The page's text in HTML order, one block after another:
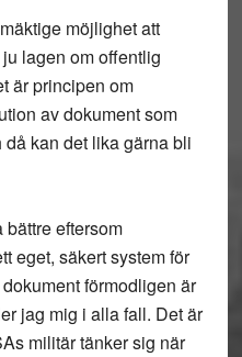
möjlighet att
lagen om offentlig
är principen om
av dokument som
kan det lika gärna bli
eftersom
eget, säkert system för
förmodligen är
jag mig i alla fall. Det är
militär tänker sig när